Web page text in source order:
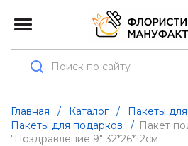
Главная / Каталог / Пакеты
Пакеты для подарков
/ Пакет
"Поздравление 9" 32*26*12см